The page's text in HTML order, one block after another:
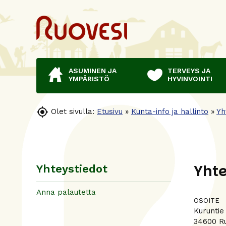
ASUMINEN JA
YMPÄRISTÖ
TERVEYS JA
HYVINVOINTI
 Olet sivulla: Etusivu » Kunta-info ja hallinto »
Yhteystiedot
Anna palautetta
OSOITE
Kuruntie
34600